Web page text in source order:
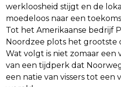
werkloosheid stijgt en de
moedeloos naar een
Tot het Amerikaanse bedrijf
Noordzee plots het grootste
Wat volgt is niet zomaar een
van een tijdperk dat
een natie van vissers tot een